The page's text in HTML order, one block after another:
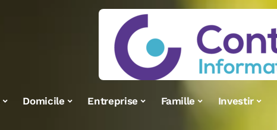
Domicile Entreprise Famille Investir